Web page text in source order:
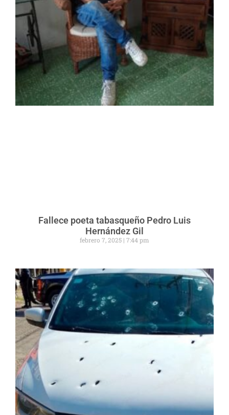
Fallece poeta tabasqueño Pedro Luis
Hernández Gil
febrero 7, 2025 7:44 pm